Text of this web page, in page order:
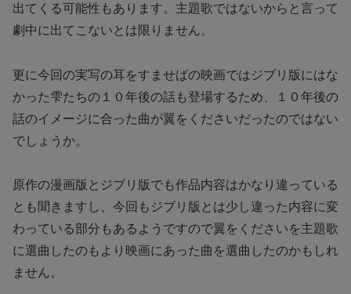
出てくる可能性もあります。主題歌ではないからと言って
劇中に出てこないとは限りません。
更に今回の実写の耳をすませばの映画ではジブリ版にはな
かった雫たちの１０年後の話も登場するため、１０年後の
話のイメージに合った曲が翼をくださいだったのではない
でしょうか。
原作の漫画版とジブリ版でも作品内容はかなり違っている
とも聞きますし、今回もジブリ版とは少し違った内容に変
わっている部分もあるようですので翼をくださいを主題歌
に選曲したのもより映画にあった曲を選曲したのかもしれ
ません。